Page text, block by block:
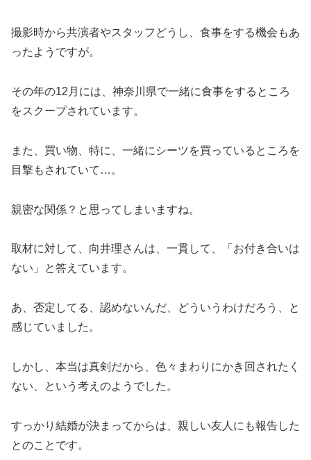
撮影時から共演者やスタッフどうし、食事をする機会もあ
ったようですが。
その年の12月には、神奈川県で一緒に食事をするところ
をスクープされています。
また、買い物、特に、一緒にシーツを買っているところを
目撃もされていて…。
親密な関係？と思ってしまいますね。
取材に対して、向井理さんは、一貫して、「お付き合いは
ない」と答えています。
あ、否定してる、認めないんだ、どういうわけだろう、と
感じていました。
しかし、本当は真剣だから、色々まわりにかき回されたく
ない、という考えのようでした。
すっかり結婚が決まってからは、親しい友人にも報告した
とのことです。